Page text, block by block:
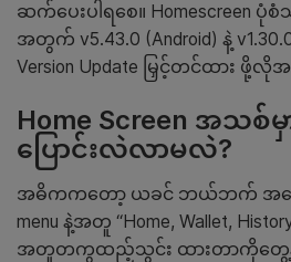
ဆက်ပေးပါရစေ။ Homescreen
အတွက် v5.43.0 (Android) နဲ့
Version Update မြှင့်တင်ထား ဖို့လို
Home Screen အသ
ပြောင်းလဲလာမလဲ?
အဓိကကတော့ ယခင် ဘယ်ဘက် အပေါ်
menu နဲ့အတူ “Home, Wallet,
အတူတကွထည့်သွင်း ထားတာကိုတွေ့နို